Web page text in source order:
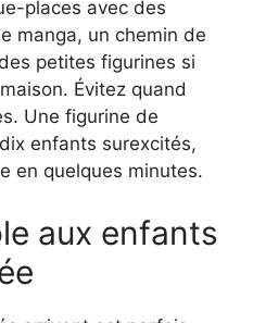
places avec des
manga, un chemin de
petites figurines si
Évitez quand
Une figurine de
enfants surexcités,
en quelques minutes.
aux enfants